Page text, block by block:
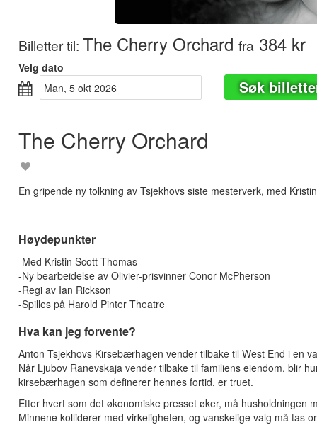
Billetter til: The Cherry Orchard fra 384 kr
Velg dato
man, 5 okt 2026
Søk
The Cherry Orchard
En gripende ny tolkning av Tsjekhovs siste mesterverk, med
Høydepunkter
-Med Kristin Scott Thomas
-Ny bearbeidelse av Olivier-prisvinner Conor McPherson
-Regi av Ian Rickson
-Spilles på Harold Pinter Theatre
Hva kan jeg forvente?
Anton Tsjekhovs Kirsebærhagen vender tilbake til West End i en
Når Ljubov Ranevskaja vender tilbake til familiens eiendom, blir
kirsebærhagen som definerer hennes fortid, er truet.
Etter hvert som det økonomiske presset øker, må
Minnene kolliderer med virkeligheten, og vanskelige valg må tas